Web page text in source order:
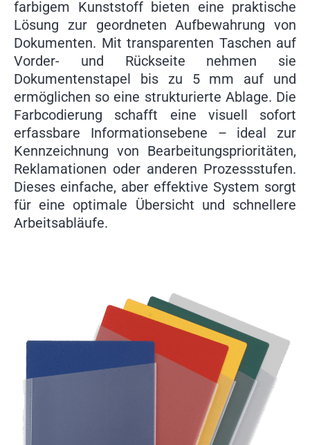
farbigem Kunststoff bieten eine praktische
Lösung zur geordneten Aufbewahrung von
Dokumenten. Mit transparenten Taschen auf
Vorder- und Rückseite nehmen sie
Dokumentenstapel bis zu 5 mm auf und
ermöglichen so eine strukturierte Ablage. Die
Farbcodierung schafft eine visuell sofort
erfassbare Informationsebene – ideal zur
Kennzeichnung von Bearbeitungsprioritäten,
Reklamationen oder anderen Prozessstufen.
Dieses einfache, aber effektive System sorgt
für eine optimale Übersicht und schnellere
Arbeitsabläufe.